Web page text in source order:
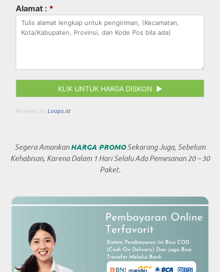
Alamat : *
Powered by Loops.id
Segera AmankanHARGA PROMOSekarang Juga, Sebelum
Kehabisan, Karena Dalam 1 Hari Selalu Ada Pemesanan 20 – 30
Paket.